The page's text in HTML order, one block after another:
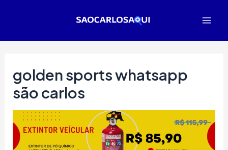
golden sports whatsapp
são carlos